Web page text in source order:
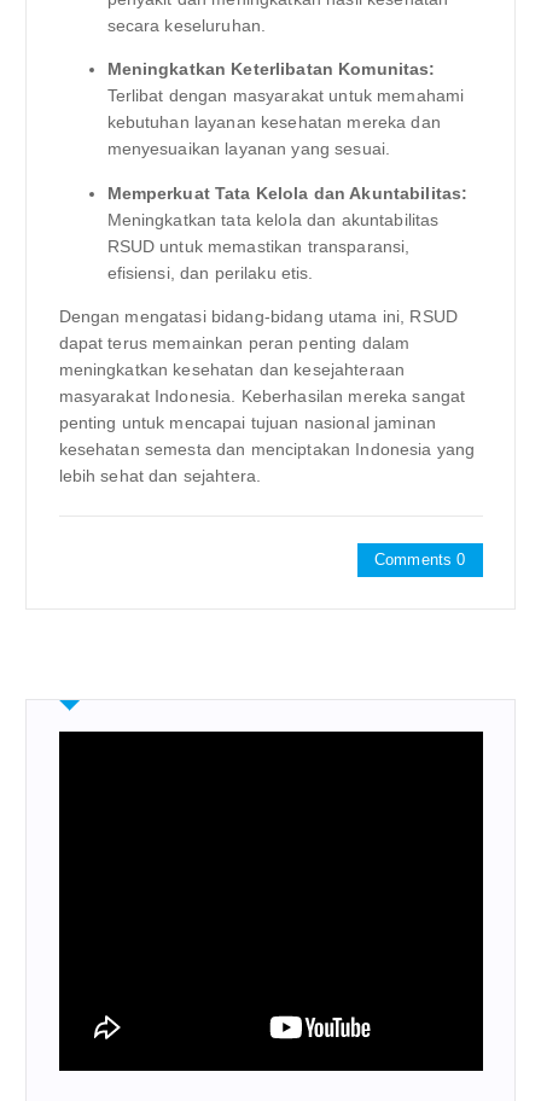
secara keseluruhan.
Meningkatkan Keterlibatan Komunitas:
Terlibat dengan masyarakat untuk memahami
kebutuhan layanan kesehatan mereka dan
menyesuaikan layanan yang sesuai.
Memperkuat Tata Kelola dan Akuntabilitas:
Meningkatkan tata kelola dan akuntabilitas
RSUD untuk memastikan transparansi,
efisiensi, dan perilaku etis.
Dengan mengatasi bidang-bidang utama ini, RSUD
dapat terus memainkan peran penting dalam
meningkatkan kesehatan dan kesejahteraan
masyarakat Indonesia. Keberhasilan mereka sangat
penting untuk mencapai tujuan nasional jaminan
kesehatan semesta dan menciptakan Indonesia yang
lebih sehat dan sejahtera.
Comments 0